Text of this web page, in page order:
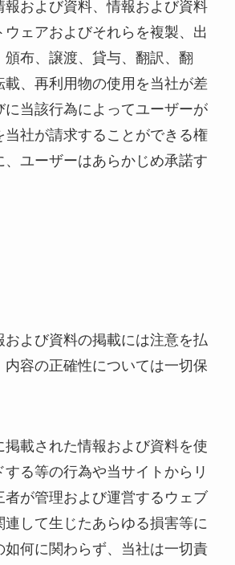
報および資料、情報および資料
ェアおよびそれらを複製、出
頒布、譲渡、貸与、翻訳、翻
載、再利用物の使用を当社が差
に当該行為によってユーザーが
当社が請求することができる権
、ユーザーはあらかじめ承諾す
および資料の掲載には注意を払
内容の正確性については一切保
掲載された情報および資料を使
する等の行為や当サイトからリ
者が管理および運営するウェブ
して生じたあらゆる損害等に
如何に関わらず、当社は一切責